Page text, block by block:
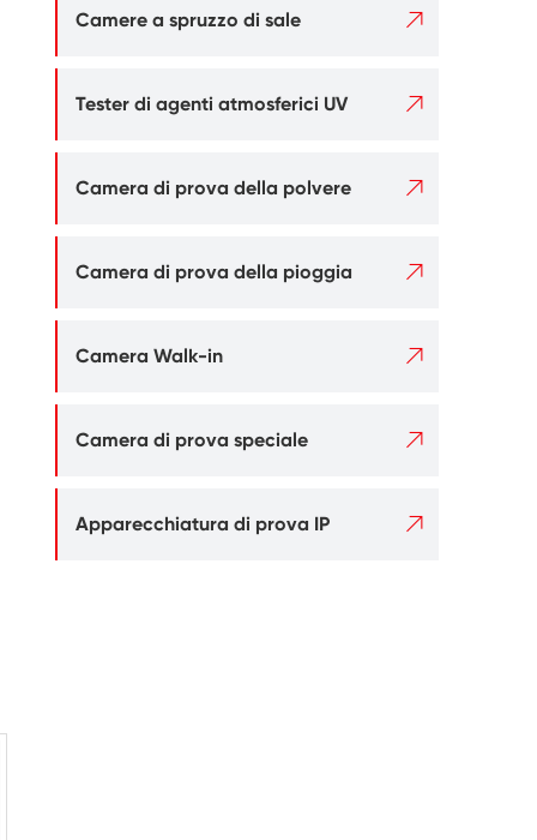
Camere a spruzzo di sale 
Tester di agenti atmosferici UV 
Camera di prova della polvere 
Camera di prova della pioggia 
Camera Walk-in 
Camera di prova speciale 
Apparecchiatura di prova IP 